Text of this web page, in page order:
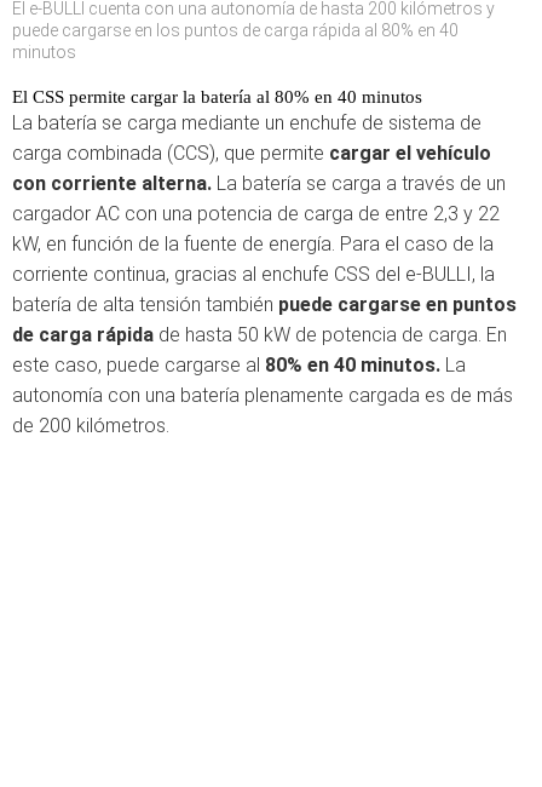
El e-BULLI cuenta con una autonomía de hasta 200 kilómetros y
puede cargarse en los puntos de carga rápida al 80% en 40
minutos
El CSS permite cargar la batería al 80% en 40 minutos
La batería se carga mediante un enchufe de sistema de
carga combinada (CCS), que permite cargar el vehículo
con corriente alterna. La batería se carga a través de un
cargador AC con una potencia de carga de entre 2,3 y 22
kW, en función de la fuente de energía. Para el caso de la
corriente continua, gracias al enchufe CSS del e-BULLI, la
batería de alta tensión también puede cargarse en puntos
de carga rápida de hasta 50 kW de potencia de carga. En
este caso, puede cargarse al 80% en 40 minutos. La
autonomía con una batería plenamente cargada es de más
de 200 kilómetros.